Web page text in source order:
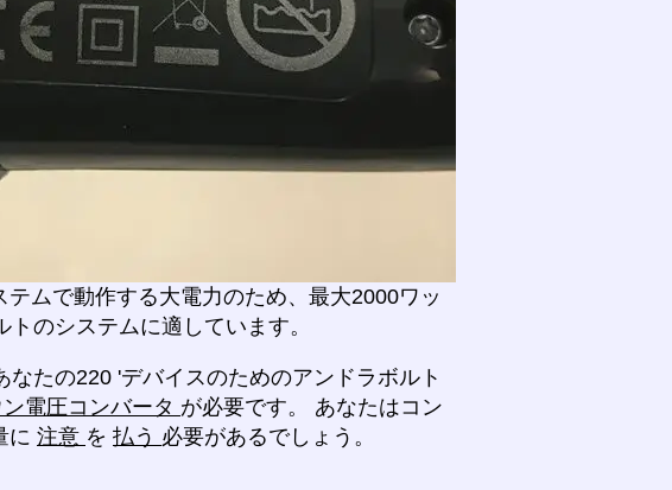
ムで動作する大電力のため、最大2000ワッ
のシステムに適しています。
たの220 'デバイスのためのアンドラボルト
電圧コンバータ が必要です。 あなたはコン
に 注意 を 払う 必要があるでしょう。